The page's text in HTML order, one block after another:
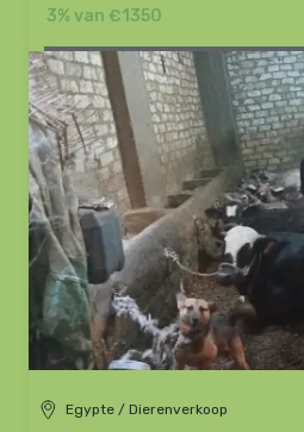
3% van €1350
Egypte / Dierenverkoop